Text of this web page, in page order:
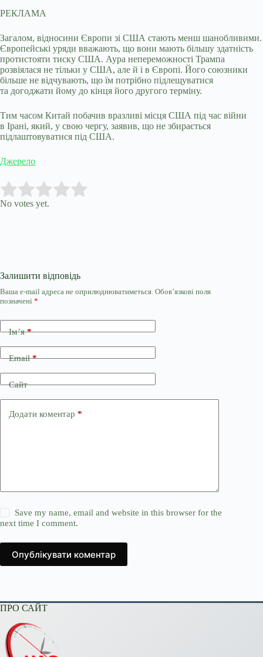
РЕКЛАМА
Загалом, відносини Європи зі США стають менш шанобливими.
Європейські уряди вважають, що вони мають більшу здатність
протистояти тиску США. Аура непереможності Трампа
розвіялася не тільки у США, але й і в Європі. Його союзники
більше не відчувають, що їм потрібно підлещуватися
та догоджати йому до кінця його другого терміну.
Тим часом Китай побачив вразливі місця США під час війни
в Ірані, який, у свою чергу, заявив, що не збирається
підлаштовуватися під США.
Джерело
Rate this item:
No votes yet.
Залишити відповідь
Ваша e-mail адреса не оприлюднюватиметься. Обов’язкові поля
позначені *
Ім’я*
Email*
Сайт
Додати коментар *
Save my name, email and website in this browser for the
next time I comment.
Опублікувати коментар
ПРО САЙТ